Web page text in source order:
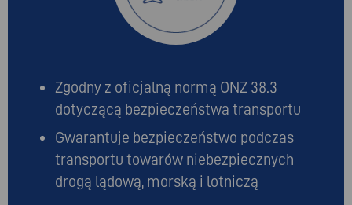
Zgodny z oficjalną normą ONZ 38.3
dotyczącą bezpieczeństwa transportu
Gwarantuje bezpieczeństwo podczas
transportu towarów niebezpiecznych
drogą lądową, morską i lotniczą